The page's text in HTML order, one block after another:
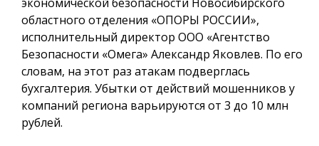
областного отделения «ОПОРЫ РОССИИ»,
исполнительный директор ООО «Агентство
Безопасности «Омега» Александр Яковлев. По его
словам, на этот раз атакам подверглась
бухгалтерия. Убытки от действий мошенников у
компаний региона варьируются от 3 до 10 млн
рублей.